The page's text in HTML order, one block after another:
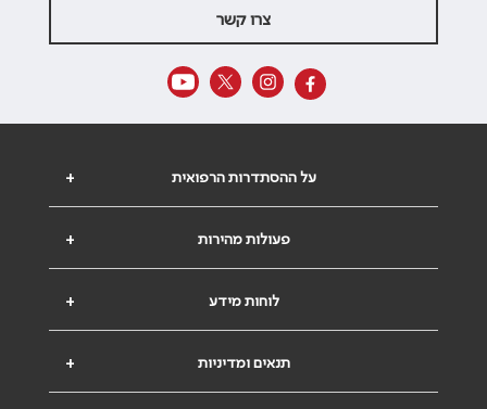
צרו קשר
+ על ההסתדרות הרפואית
+ פעולות מהירות
+ לוחות מידע
+ תנאים ומדיניות